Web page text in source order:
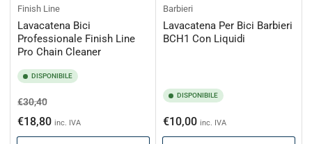
Finish Line
Lavacatena Bici
Professionale Finish Line
Pro Chain Cleaner
DISPONIBILE
Prezzo
di
listino
€30,40Prezzo
scontato
€18,80 inc. IVA
Barbieri
Lavacatena Per Bici Barbieri
BCH1 Con Liquidi
DISPONIBILE
Prezzo
di
€10,00 inc. IVA